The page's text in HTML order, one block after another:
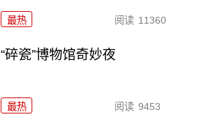
最热 阅读 11360
“碎瓷”博物馆奇妙夜
最热 阅读 9453